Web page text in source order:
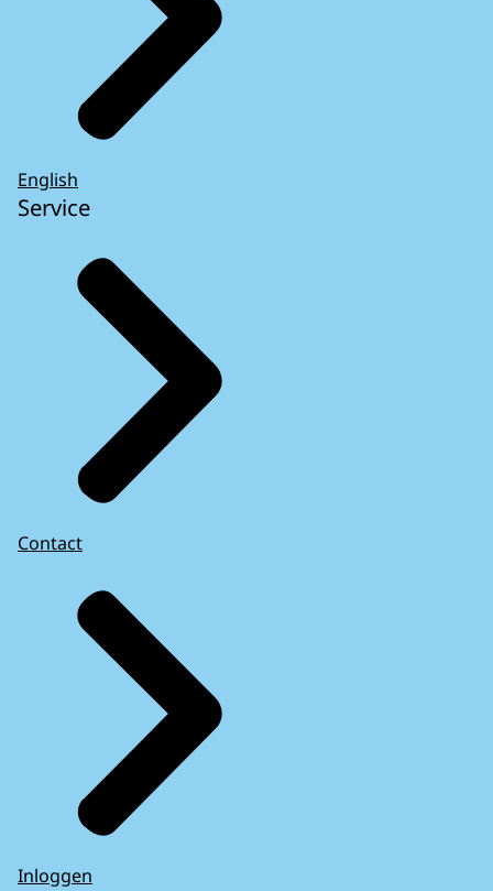
English
Service
Contact
Inloggen